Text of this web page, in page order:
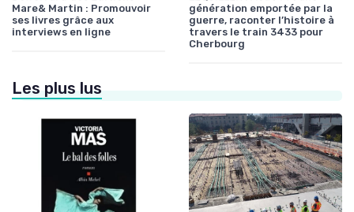
Mare& Martin : Promouvoir
ses livres grâce aux
interviews en ligne
génération emportée par la
guerre, raconter l’histoire à
travers le train 3433 pour
Cherbourg
Les plus lus